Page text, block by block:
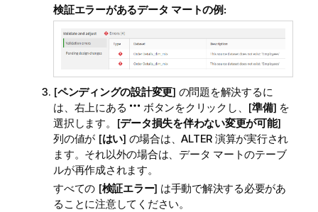
検証エラーがあるデータ マートの例:
[ペンディングの設計変更] の問題を解決するに
は、右上にある
ボタンをクリックし、[準備] を
選択します。[データ損失を伴わない変更が可能]
列の値が [はい] の場合は、ALTER 演算が実行され
ます。それ以外の場合は、データ マートのテーブ
ルが再作成されます。
すべての [検証エラー] は手動で解決する必要があ
ることに注意してください。